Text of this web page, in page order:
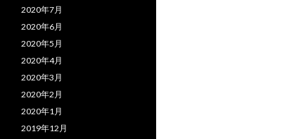
2020年7月
2020年6月
2020年5月
2020年4月
2020年3月
2020年2月
2020年1月
2019年12月